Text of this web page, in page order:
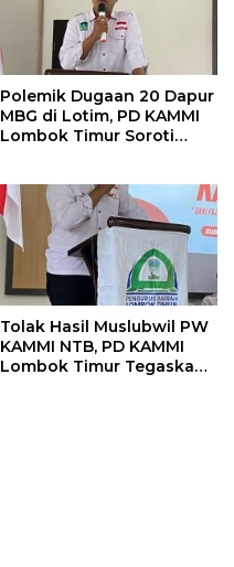
Polemik Dugaan 20 Dapur
MBG di Lotim, PD KAMMI
Lombok Timur Soroti
Tolak Hasil Muslubwil PW
KAMMI NTB, PD KAMMI
Lombok Timur Tegaskan